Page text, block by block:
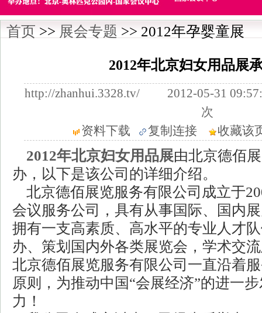
首页 >> 展会专题 >> 2012年孕婴童展
2012年北京妇女用品展
http://zhanhui.3328.tv/ 2012-05-31
次
资料下载
复制连接 收藏该
2012年北京妇女用品展由北京德佰
办，以下是该公司的详细介绍。
北京德佰展览服务有限公司成立于
会议服务公司，具有从事国际、国内
拥有一支高素质、高水平的专业人才
办、策划国内外各类展览会，学术交
北京德佰展览服务有限公司一直沿着
原则，为推动中国“会展经济”的进一
力！